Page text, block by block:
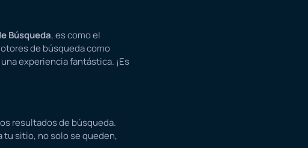
Búsqueda, es como el
de búsqueda como
experiencia fantástica. ¡Es
resultados de búsqueda.
tu sitio, no solo se queden,